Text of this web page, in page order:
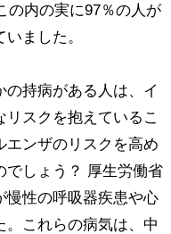
の内の実に97％の人が
ました。
の持病がある人は、イ
リスクを抱えているこ
エンザのリスクを高め
でしょう？ 厚生労働省
慢性の呼吸器疾患や心
。これらの病気は、中